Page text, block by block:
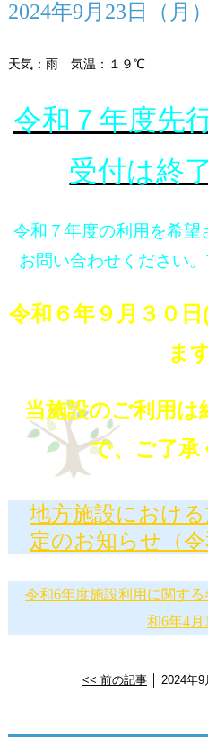
2024年9月23日（月）
天気：雨 気温：１９℃
令和７年度先
受付は終
令和７年度の利用を希望
お問い合わせください
令和６年９月３０
ま
当施設のご利用
で、ご了承
地方施設におけ
定のお知らせ（令
令和6年度施設利用に関す
和6年4月
<< 前の記事│ 2024年9